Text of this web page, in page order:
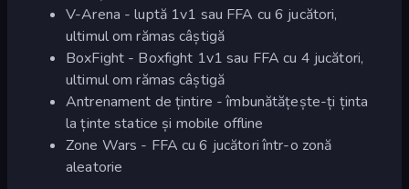
V-Arena - luptă 1v1 sau FFA cu 6 jucători,
ultimul om rămas câștigă
BoxFight - Boxfight 1v1 sau FFA cu 4 jucători,
ultimul om rămas câștigă
Antrenament de țintire - îmbunătățește-ți ținta
la ținte statice și mobile offline
Zone Wars - FFA cu 6 jucători într-o zonă
aleatorie